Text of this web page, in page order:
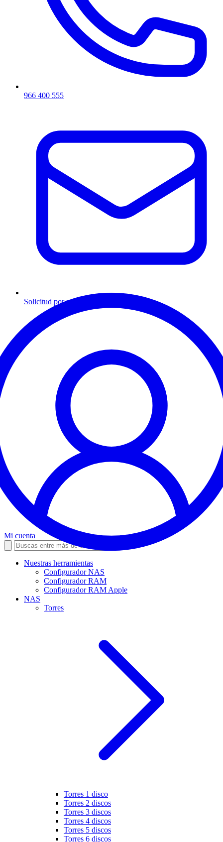
966 400 555
Solicitud por mensaje
Mi cuenta
Nuestras herramientas
Configurador NAS
Configurador RAM
Configurador RAM Apple
NAS
Torres
Torres 1 disco
Torres 2 discos
Torres 3 discos
Torres 4 discos
Torres 5 discos
Torres 6 discos